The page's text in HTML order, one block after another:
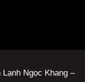
Ngọc Khang –